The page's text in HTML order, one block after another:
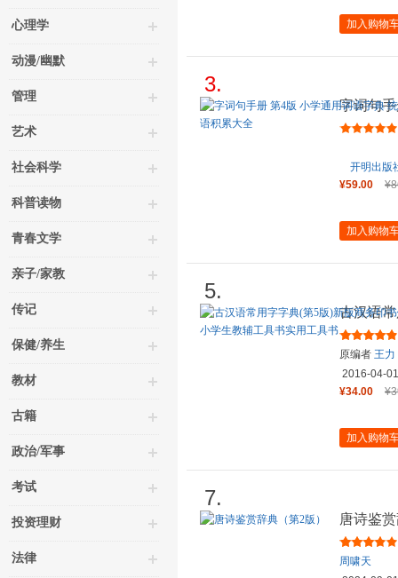
心理学
动漫/幽默
管理
艺术
社会科学
科普读物
青春文学
亲子/家教
传记
保健/养生
教材
古籍
政治/军事
考试
投资理财
法律
加入购物
3.
字词句
版语文
开明出版
¥59.00
加入购物
5.
古汉语
王力古
原编者 王力
作藩
张万
2016-04-01
¥34.00
加入购物
7.
唐诗鉴
周啸天